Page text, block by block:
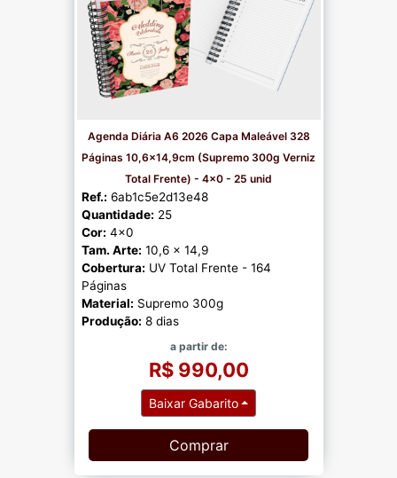
Agenda Diária A6 2026 Capa Maleável 328
Páginas 10,6x14,9cm (Supremo 300g Verniz
Total Frente) - 4x0 - 25 unid
Ref.: 6ab1c5e2d13e48
Quantidade: 25
Cor: 4x0
Tam. Arte: 10,6 x 14,9
Cobertura: UV Total Frente - 164
Páginas
Material: Supremo 300g
Produção: 8 dias
a partir de:
R$ 990,00
Baixar Gabarito
Comprar